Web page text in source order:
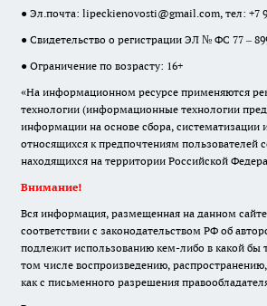
● Эл.почта: lipeckienovosti@gmail.com, тел: +7
● Свидетельство о регистрации ЭЛ № ФС 77 –
● Ограничение по возрасту: 16+
«На информационном ресурсе применяются
технологии (информационные технологии
информации на основе сбора, систематизации
относящихся к предпочтениям пользователей
находящихся на территории Российской
Внимание!
Вся информация, размещенная на данном
соответствии с законодательством РФ об
подлежит использованию кем-либо в какой бы
том числе воспроизведению,
как с письменного разрешения